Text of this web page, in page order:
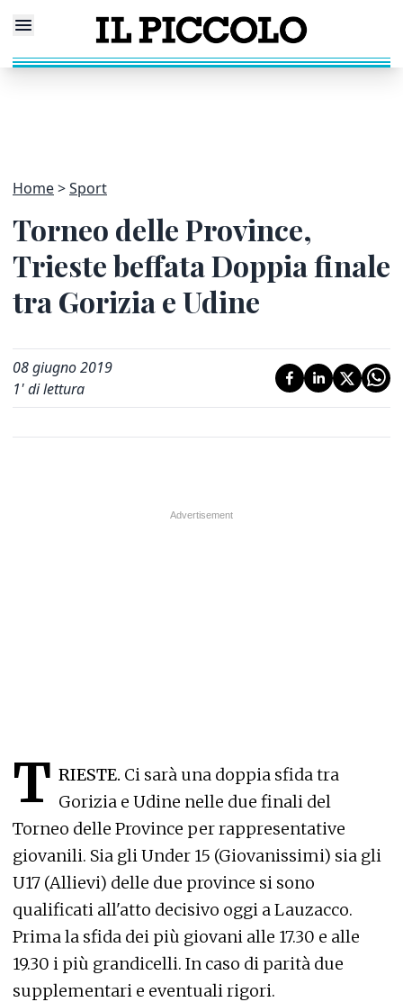
Home Sport
Torneo delle Province,
Trieste beffata Doppia finale
tra Gorizia e Udine
08 giugno 2019
1' di lettura
T RIESTE. Ci sarà una doppia sfida tra
Gorizia e Udine nelle due finali del
Torneo delle Province per rappresentative
giovanili. Sia gli Under 15 (Giovanissimi) sia gli
U17 (Allievi) delle due province si sono
qualificati all'atto decisivo oggi a Lauzacco.
Prima la sfida dei più giovani alle 17.30 e alle
19.30 i più grandicelli. In caso di parità due
supplementari e eventuali rigori.